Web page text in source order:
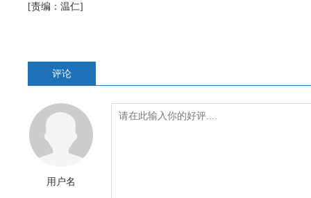
[责编：温仁]
评论
用户名